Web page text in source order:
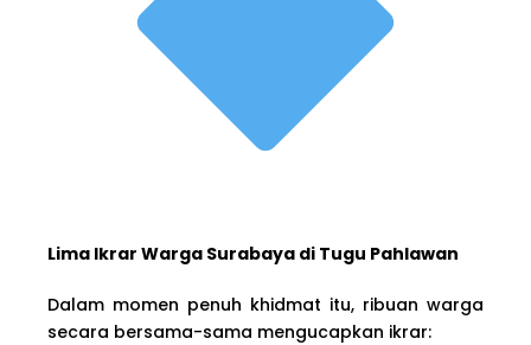
Lima Ikrar Warga Surabaya di Tugu Pahlawan
Dalam momen penuh khidmat itu, ribuan warga
secara bersama-sama mengucapkan ikrar: